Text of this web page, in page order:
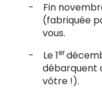
-
Fin
(fabriquée
vous.
-
Le 1er
débarquent
vôtre !).